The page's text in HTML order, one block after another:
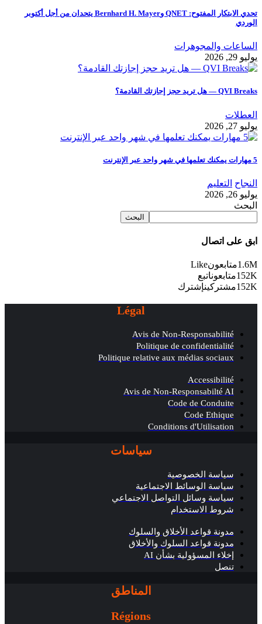
تحدي الابتكار المفتوح: QNET وBernhard H. Mayer يتحدان من أجل أكتوبر
الوردي
الساعات والمجوهرات
يوليو 29, 2026
QVI Breaks — هل تريد حجز إجازتك القادمة؟
العطلات
يوليو 27, 2026
5 مهارات يمكنك تعلمها في شهر واحد عبر الإنترنت
النجاح التعليم
يوليو 26, 2026
البحث
البحث
ابق على اتصال
1.6MمتابعونLike
152Kمتابعوناتبع
152Kمشتركينإشترك
Légal
Avis de Non-Responsabilité
Politique de confidentialité
Politique relative aux médias sociaux
Accessibilité
Avis de Non-Responsabilté AI
Code de Conduite
Code Ethique
Conditions d'Utilisation
سياسات
سياسة الخصوصية
سياسة الوسائط الاجتماعية
سياسة وسائل التواصل الاجتماعي
شروط الاستخدام
مدونة قواعد الأخلاق والسلوك
مدونة قواعد السلوك والأخلاق
إخلاء المسؤولية بشأن AI
تنصل
المناطق
Régions